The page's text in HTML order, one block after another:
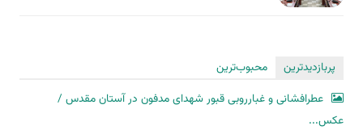
پربازدیدترین
محبوب‌ترین
عطرافشانی و غبارروبی قبور شهدای مدفون در آستان مقدس /
عکس...